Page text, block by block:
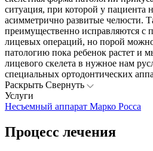
ситуация, при которой у пациента
асимметрично развитые челюсти.
преимущественно исправляются
лицевых операций, но порой
патологию пока ребенок растет и
лицевого скелета в нужное нам
специальных ортодонтических
Раскрыть Свернуть
Услуги
Несъемный аппарат Марко Росса
Процесс лечения